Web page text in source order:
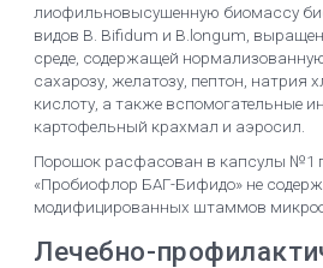
лиофильновысушенную биомассу
видов В. Bifidum и B.longum,
среде, содержащей
сахарозу, желатозу, пептон, натрия
кислоту, а также вспомогательные
картофельный крахмал и аэросил.
Порошок расфасован в капсулы №1
«Пробиофлор БАГ-Бифидо» не
модифицированных штаммов
Лечебно-